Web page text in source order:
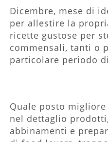
Dicembre, mese di
per allestire la
ricette gustose per
commensali, tanti o
particolare periodo
Quale posto
nel dettaglio
abbinamenti e